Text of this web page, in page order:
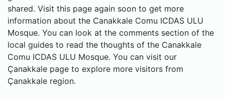
shared. Visit this page again soon to get more
information about the Canakkale Comu ICDAS ULU
Mosque. You can look at the comments section of the
local guides to read the thoughts of the Canakkale
Comu ICDAS ULU Mosque. You can visit our
Çanakkale page to explore more visitors from
Çanakkale region.